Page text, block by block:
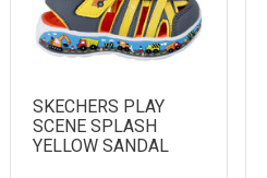
SKECHERS PLAY
SCENE SPLASH
YELLOW SANDAL